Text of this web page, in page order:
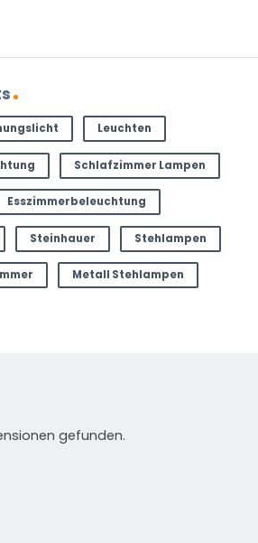
Leuchten
Schlafzimmer Lampen
Esszimmerbeleuchtung
Steinhauer Stehlampen
Metall Stehlampen
gefunden.